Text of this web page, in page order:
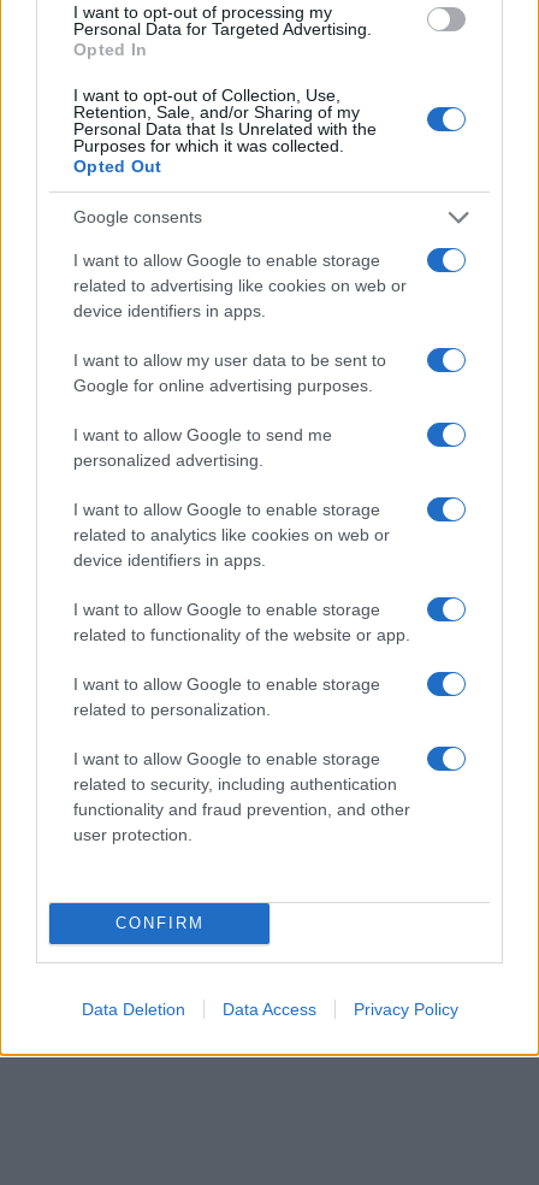
I want to opt-out of processing my
Personal Data for Targeted Advertising.
Opted In
I want to opt-out of Collection, Use,
Retention, Sale, and/or Sharing of my
Personal Data that Is Unrelated with the
Purposes for which it was collected.
Opted Out
Google consents
I want to allow Google to enable storage
related to advertising like cookies on web or
device identifiers in apps.
I want to allow my user data to be sent to
Google for online advertising purposes.
I want to allow Google to send me
personalized advertising.
I want to allow Google to enable storage
related to analytics like cookies on web or
device identifiers in apps.
I want to allow Google to enable storage
related to functionality of the website or app.
I want to allow Google to enable storage
related to personalization.
I want to allow Google to enable storage
related to security, including authentication
functionality and fraud prevention, and other
user protection.
CONFIRM
Data Deletion Data Access Privacy Policy